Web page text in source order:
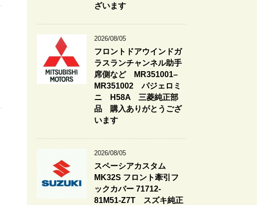
ざいます
2026/08/05
フロントドアウインドガ
ラスランチャンネル助手
席側など MR351001–
MR351002 パジェロミ
ニ H58A 三菱純正部
品 購入ありがとうござ
います
2026/08/05
スペーシアカスタム
MK32S フロント牽引フ
ックカバー 71712-
81M51-Z7T スズキ純正